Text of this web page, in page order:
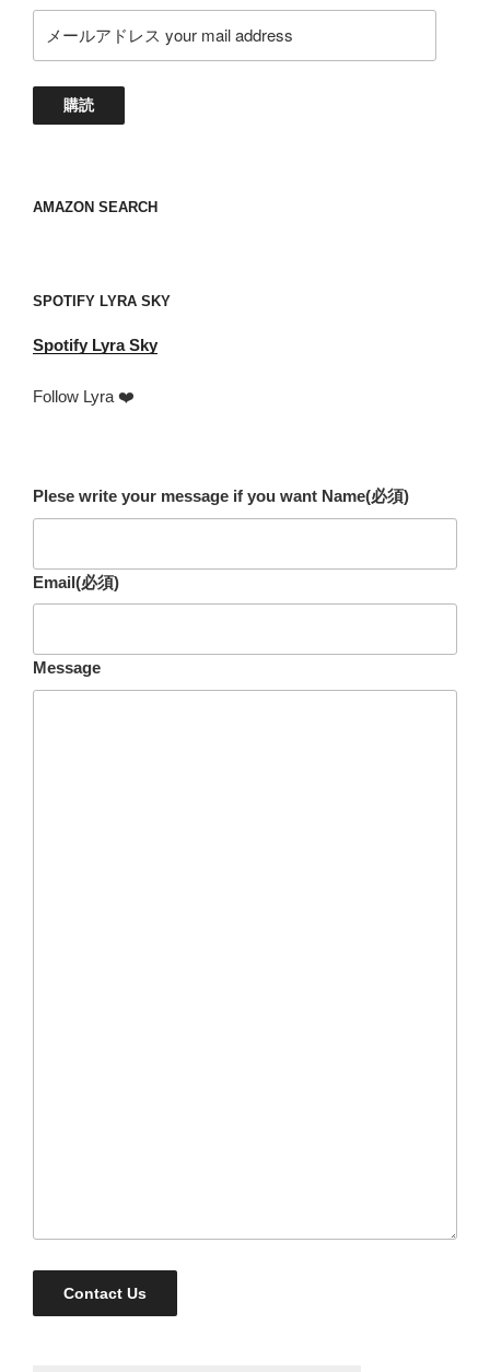
ー
ド
your
購読
AMAZON SEARCH
SPOTIFY LYRA SKY
Spotify Lyra Sky
Follow Lyra ❤️
Plese write your message if you want Name(必須)
Email(必須)
Message
Contact Us